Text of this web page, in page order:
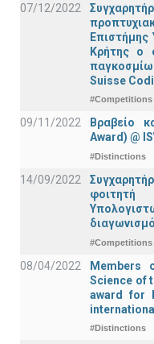
07/12/2022
Κρήτης ο
Suisse
#Competitions
09/11/2022
Βραβείο
Award) @
#Distinctions
14/09/2022
#Competitions
08/04/2022
Members
Science of
award for
#Distinctions